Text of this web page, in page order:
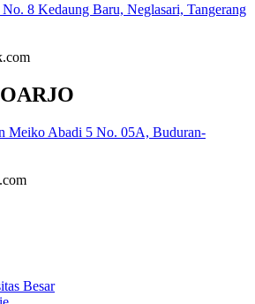
8 Kedaung Baru, Neglasari, Tangerang
Meiko Abadi 5 No. 05A, Buduran-
Besar